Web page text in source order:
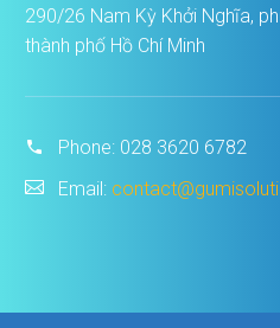
290/26 Nam Kỳ Khởi Nghĩa,
thành phố Hồ Chí Minh
Phone: 028 3620 6782
Email: